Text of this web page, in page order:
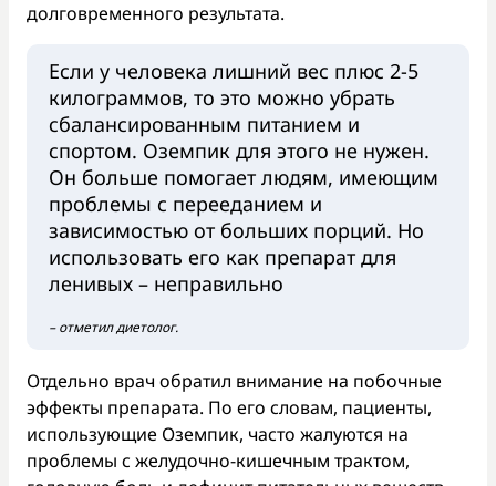
долговременного результата.
Если у человека лишний вес плюс 2-5
килограммов, то это можно убрать
сбалансированным питанием и
спортом. Оземпик для этого не нужен.
Он больше помогает людям, имеющим
проблемы с перееданием и
зависимостью от больших порций. Но
использовать его как препарат для
ленивых – неправильно
– отметил диетолог.
Отдельно врач обратил внимание на побочные
эффекты препарата. По его словам, пациенты,
использующие Оземпик, часто жалуются на
проблемы с желудочно-кишечным трактом,